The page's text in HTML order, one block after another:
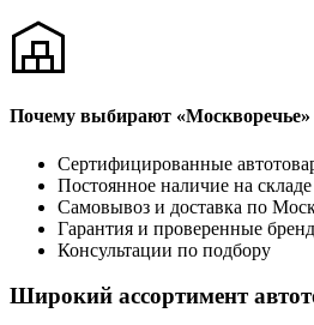
Почему выбирают «Москворечье»
Сертифицированные
Постоянное наличие на складе
Самовывоз и доставка по
Гарантия и проверенные
Консультации по подбору
Широкий ассортимент